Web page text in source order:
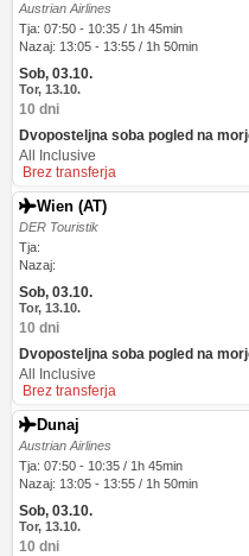
Austrian Airlines
Tja: 07:50 - 10:35 / 1h 45min
Nazaj: 13:05 - 13:55 / 1h 50min
Sob, 03.10.
Tor, 13.10.
10 dni
Dvoposteljna soba pogled na
All Inclusive
Brez transferja
Wien (AT)
DER Touristik
Tja:
Nazaj:
Sob, 03.10.
Tor, 13.10.
10 dni
Dvoposteljna soba pogled na
All Inclusive
Brez transferja
Dunaj
Austrian Airlines
Tja: 07:50 - 10:35 / 1h 45min
Nazaj: 13:05 - 13:55 / 1h 50min
Sob, 03.10.
Tor, 13.10.
10 dni